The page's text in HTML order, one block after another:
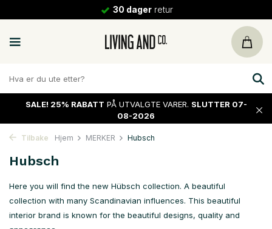
30 dager retur
SALE! 25% RABATT PÅ UTVALGTE VARER. SLUTTER 07-
08-2026
Tilbake Hjem MERKER Hubsch
Hubsch
Here you will find the new Hübsch collection. A beautiful
collection with many Scandinavian influences. This beautiful
interior brand is known for the beautiful designs, quality and